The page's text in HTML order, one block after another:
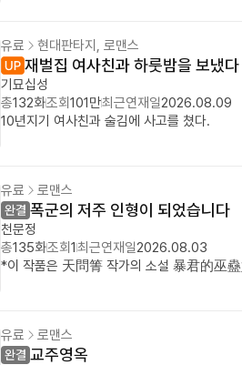
유료 현대판타지, 로맨스
재벌집 여사친과 하룻밤을 보냈다
기묘십성
총132화조회101만최근연재일2026.08.09
10년지기 여사친과 술김에 사고를 쳤다.
유료 로맨스
폭군의 저주 인형이 되었습니다
천문정
총135화조회1최근연재일2026.08.03
유료 로맨스
교주영옥